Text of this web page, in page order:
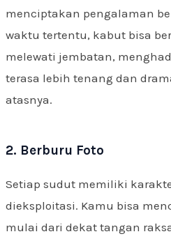
menciptakan pengalaman
waktu tertentu, kabut bisa
melewati jembatan,
terasa lebih tenang dan
atasnya.
2. Berburu Foto
Setiap sudut memiliki
dieksploitasi. Kamu bisa
mulai dari dekat tangan